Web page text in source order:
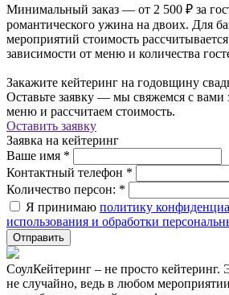
Минимальный заказ — от 2 500 ₽ за
романтического ужина на двоих. Для
мероприятий стоимость
зависимости от меню и количества
Закажите кейтеринг на годовщину
Оставьте заявку — мы свяжемся с вами
меню и рассчитаем стоимость.
Оставить заявку
Заявка на кейтеринг
Ваше имя *
Контактный телефон *
Количество персон: *
Я принимаю политику
использования и обработки
СоулКейтеринг – не просто кейтеринг.
не случайно, ведь в любом